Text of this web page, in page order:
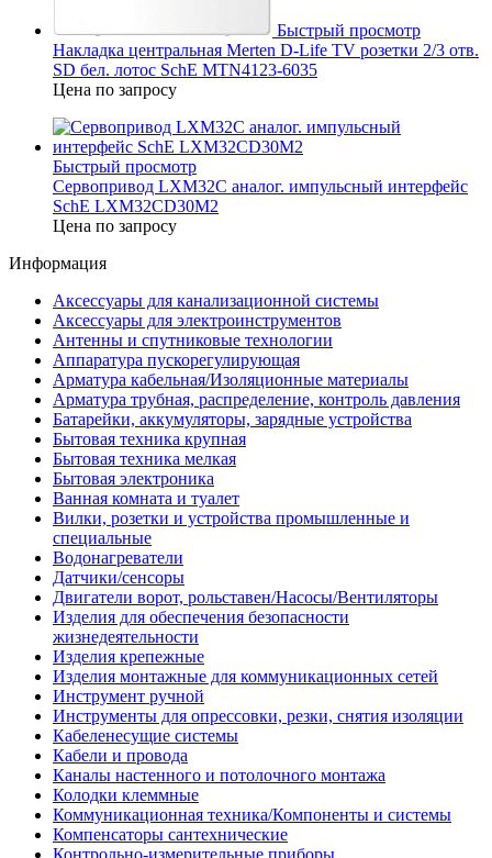
Быстрый просмотр
Накладка центральная Merten D-Life TV розетки 2/3 отв.
SD бел. лотос SchE MTN4123-6035
Цена по запросу
Быстрый просмотр
Сервопривод LXM32C аналог. импульсный интерфейс
SchE LXM32CD30M2
Цена по запросу
Информация
Аксессуары для канализационной системы
Аксессуары для электроинструментов
Антенны и спутниковые технологии
Аппаратура пускорегулирующая
Арматура кабельная/Изоляционные материалы
Арматура трубная, распределение, контроль давления
Батарейки, аккумуляторы, зарядные устройства
Бытовая техника крупная
Бытовая техника мелкая
Бытовая электроника
Ванная комната и туалет
Вилки, розетки и устройства промышленные и
специальные
Водонагреватели
Датчики/сенсоры
Двигатели ворот, рольставен/Насосы/Вентиляторы
Изделия для обеспечения безопасности
жизнедеятельности
Изделия крепежные
Изделия монтажные для коммуникационных сетей
Инструмент ручной
Инструменты для опрессовки, резки, снятия изоляции
Кабеленесущие системы
Кабели и провода
Каналы настенного и потолочного монтажа
Колодки клеммные
Коммуникационная техника/Компоненты и системы
Компенсаторы сантехнические
Контрольно-измерительные приборы